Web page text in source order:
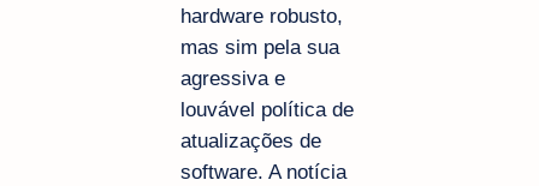
hardware robusto,
mas sim pela sua
agressiva e
louvável política de
atualizações de
software. A notícia